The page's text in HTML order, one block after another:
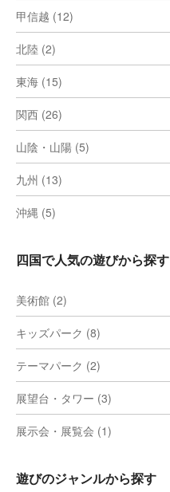
甲信越 (12)
北陸 (2)
東海 (15)
関西 (26)
山陰・山陽 (5)
九州 (13)
沖縄 (5)
四国で人気の遊びから探す
美術館 (2)
キッズパーク (8)
テーマパーク (2)
展望台・タワー (3)
展示会・展覧会 (1)
遊びのジャンルから探す